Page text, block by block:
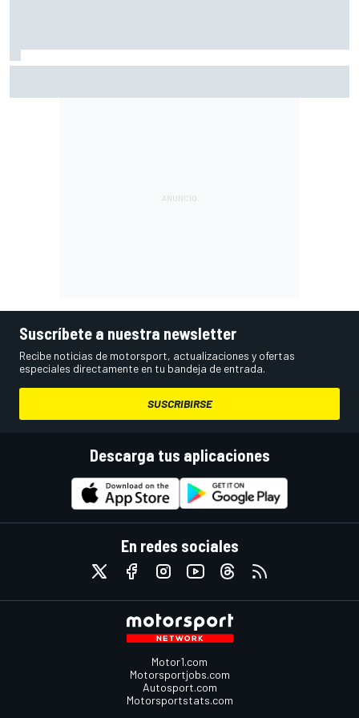
Suscríbete a nuestra newsletter
Recibe noticias de motorsport, actualizaciones y ofertas
especiales directamente en tu bandeja de entrada.
SUSCRIBIRSE
Descarga tus aplicaciones
En redes sociales
Motor1.com
Motorsportjobs.com
Autosport.com
Motorsportstats.com